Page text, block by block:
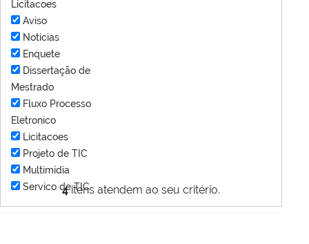
4itens atendem ao seu critério.
Licitacoes
Aviso
Notícias
Enquete
Dissertação de
Mestrado
Fluxo Processo
Eletronico
Licitacoes
Projeto de TIC
Multimídia
Servico de TIC